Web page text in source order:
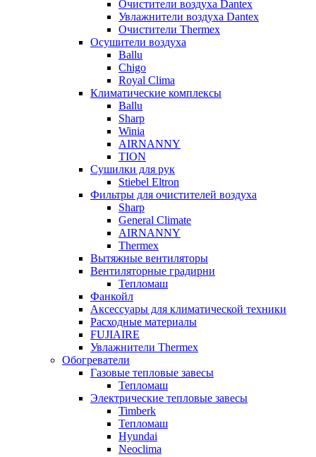
Очистители воздуха Dantex
Увлажнители воздуха Dantex
Очистители Thermex
Осушители воздуха
Ballu
Chigo
Royal Clima
Климатические комплексы
Ballu
Sharp
Winia
AIRNANNY
TION
Сушилки для рук
Stiebel Eltron
Фильтры для очистителей воздуха
Sharp
General Climate
AIRNANNY
Thermex
Вытяжные вентиляторы
Вентиляторные градирни
Тепломаш
Фанкойл
Аксессуары для климатической техники
Расходные материалы
FUJIAIRE
Увлажнители Thermex
Обогреватели
Газовые тепловые завесы
Тепломаш
Электрические тепловые завесы
Timberk
Тепломаш
Hyundai
Neoclima